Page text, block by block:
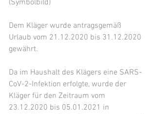
(Symbolbild)
Dem Kläger wurde antragsgemäß
Urlaub vom 21.12.2020 bis 31.12.2020
gewährt.
Da im Haushalt des Klägers eine SARS-
CoV-2-Infektion erfolgte, wurde der
Kläger für den Zeitraum vom
23.12.2020 bis 05.01.2021 in